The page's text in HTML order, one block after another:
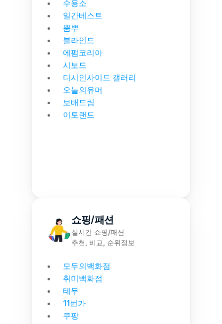
수용소
일간베스트
뿜뿌
블라인드
에펌코리아
시보드
디시인사이드 갤러리
오늘의유머
보배드림
이토랜드
쇼핑/패션
실시간 쇼핑/패션
추천, 비교, 순위정보
모두의백화점
취미백화점
테무
11번가
쿠팡